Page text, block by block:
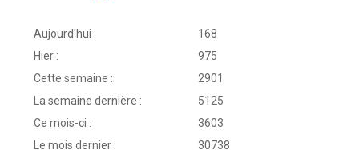
Aujourd'hui :
168
Hier :
975
Cette semaine :
2901
La semaine dernière :
5125
Ce mois-ci :
3603
Le mois dernier :
30738